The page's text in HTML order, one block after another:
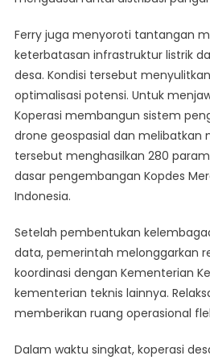
Ferry juga menyoroti tantangan
keterbatasan infrastruktur listrik
desa. Kondisi tersebut
optimalisasi potensi. Untuk
Koperasi membangun sistem
drone geospasial dan melibatkan
tersebut menghasilkan 280
dasar pengembangan Kopdes
Indonesia.
Setelah pembentukan
data, pemerintah melonggarkan
koordinasi dengan Kementerian
kementerian teknis lainnya.
memberikan ruang operasional
Dalam waktu singkat, koperasi